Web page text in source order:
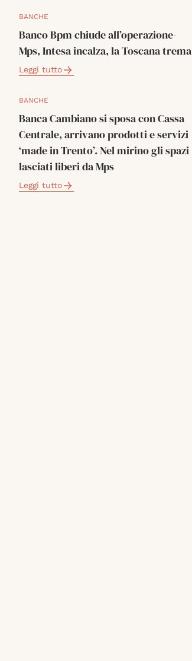
BANCHE
Banco Bpm chiude all’operazione-
Mps, Intesa incalza, la Toscana trema
Leggi tutto
BANCHE
Banca Cambiano si sposa con Cassa
Centrale, arrivano prodotti e servizi
‘made in Trento’. Nel mirino gli spazi
lasciati liberi da Mps
Leggi tutto